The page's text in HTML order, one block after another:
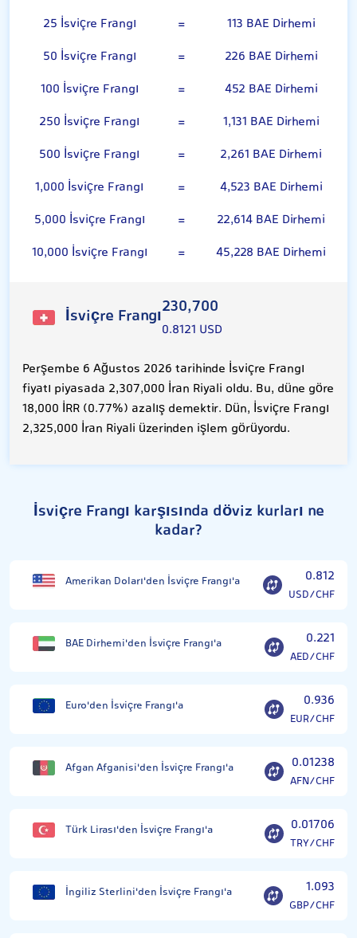
25 İsviçre Frangı
=
113 BAE Dirhemi
50 İsviçre Frangı
=
226 BAE Dirhemi
100 İsviçre Frangı
=
452 BAE Dirhemi
250 İsviçre Frangı
=
1,131 BAE Dirhemi
500 İsviçre Frangı
=
2,261 BAE Dirhemi
1,000 İsviçre Frangı
=
4,523 BAE Dirhemi
5,000 İsviçre Frangı
=
22,614 BAE Dirhemi
10,000 İsviçre Frangı
= 45,228 BAE Dirhemi
İsviçre Frangı230,700
0.8121 USD
Perşembe 6 Ağustos 2026 tarihinde İsviçre Frangı
fiyatı piyasada 2,307,000 İran Riyali oldu. Bu, düne göre
18,000 İRR (0.77%) azalış demektir. Dün, İsviçre Frangı
2,325,000 İran Riyali üzerinden işlem görüyordu.
İsviçre Frangı karşısında döviz kurları ne
kadar?
Amerikan Doları'den İsviçre Frangı'a 0.812
USD/CHF
BAE Dirhemi'den İsviçre Frangı'a 0.221
AED/CHF
Euro'den İsviçre Frangı'a 0.936
EUR/CHF
Afgan Afganisi'den İsviçre Frangı'a 0.01238
AFN/CHF
Türk Lirası'den İsviçre Frangı'a 0.01706
TRY/CHF
İngiliz Sterlini'den İsviçre Frangı'a 1.093
GBP/CHF